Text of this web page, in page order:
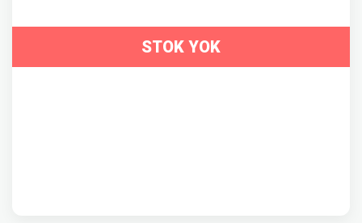
STOK YOK